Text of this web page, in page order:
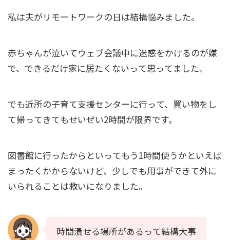
私は夫がリモートワークの日は結構悩みました。
赤ちゃんが泣いてウェブ会議中に迷惑をかけるのが嫌
で、できるだけ家に居たくないって思ってました。
でも近所の子育て支援センターに行って、買い物をし
て帰ってきてもせいぜい2時間が限界です。
図書館に行ったからといってもう1時間使うかといえば
まったくかからないけど、少しでも用事ができて外に
いられることは救いになりました。
時間潰せる場所があるって結構大事